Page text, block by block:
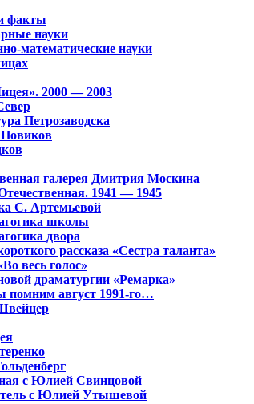
факты
науки
математические науки
2000 — 2003
Петрозаводска
галерея Дмитрия Москина
1941 — 1945
С. Артемьевой
школы
двора
рассказа «Сестра таланта»
весь голос»
драматургии «Ремарка»
август 1991-го…
с Юлией Свинцовой
с Юлией Утышевой